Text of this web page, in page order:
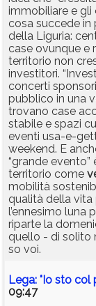
immobiliare e
cosa succede
della Liguria:
case ovunque e
territorio non
investitori.
concerti
pubblico in una
trovano case
stabile e spazi
eventi usa-e-
weekend. E
“grande evento”
territorio come
mobilità
qualità della vita
l’ennesimo luna
riparte la
quello - di solito
so voi.
Lega: "Io sto
09:47